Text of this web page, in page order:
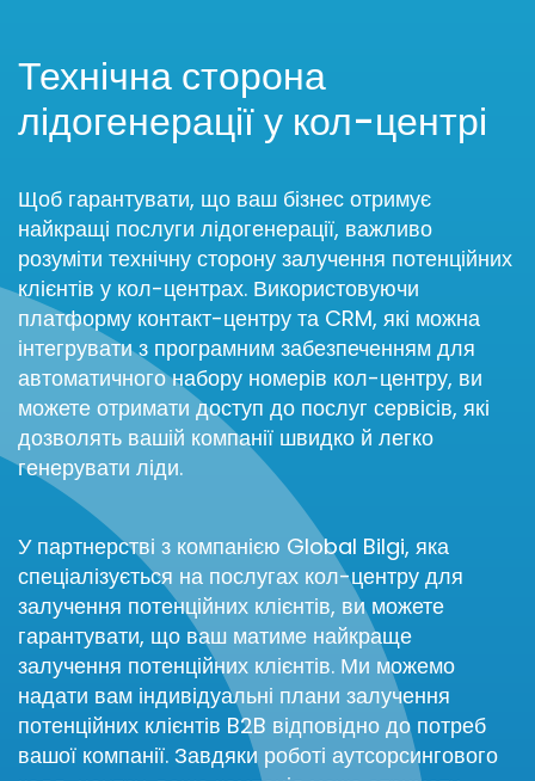
Технічна сторона
лідогенерації у кол-центрі
Щоб гарантувати, що ваш бізнес отримує
найкращі послуги лідогенерації, важливо
розуміти технічну сторону залучення потенційних
клієнтів у кол-центрах. Використовуючи
платформу контакт-центру та CRM, які можна
інтегрувати з програмним забезпеченням для
автоматичного набору номерів кол-центру, ви
можете отримати доступ до послуг сервісів, які
дозволять вашій компанії швидко й легко
генерувати ліди.
У партнерстві з компанією Global Bilgi, яка
спеціалізується на послугах кол-центру для
залучення потенційних клієнтів, ви можете
гарантувати, що ваш матиме найкраще
залучення потенційних клієнтів. Ми можемо
надати вам індивідуальні плани залучення
потенційних клієнтів B2B відповідно до потреб
вашої компанії. Завдяки роботі аутсорсингового